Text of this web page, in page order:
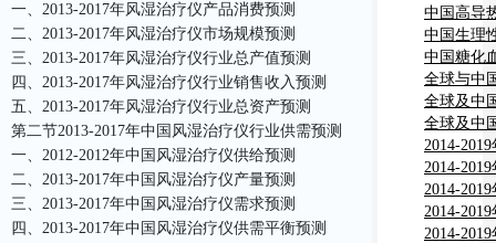
一、2013-2017年风湿治疗仪产品消费预测
二、2013-2017年风湿治疗仪市场规模预测
三、2013-2017年风湿治疗仪行业总产值预测
四、2013-2017年风湿治疗仪行业销售收入预测
五、2013-2017年风湿治疗仪行业总资产预测
第二节2013-2017年中国风湿治疗仪行业供需预测
一、2012-2012年中国风湿治疗仪供给预测
二、2013-2017年中国风湿治疗仪产量预测
三、2013-2017年中国风湿治疗仪需求预测
四、2013-2017年中国风湿治疗仪供需平衡预测
状研究分
中国高导
查研究报
中国生理
性海水鼻
场报告
中国糖化
状调研分
全球与中
究报告
全球及中
究分析报
全球及中
行业深度
2014-
熏蒸治疗
及市场投
2014-
及护理行
及投资前
2014-
展前景趋
资规划预
2014-
病房
2014-